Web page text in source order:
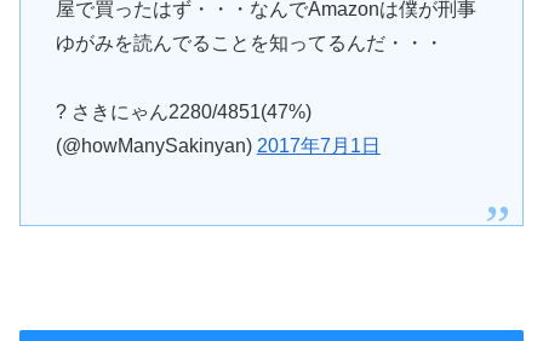
屋で買ったはず・・・なんでAmazonは僕が刑事
ゆがみを読んでることを知ってるんだ・・・
? さきにゃん2280/4851(47%)
(@howManySakinyan) 2017年7月1日